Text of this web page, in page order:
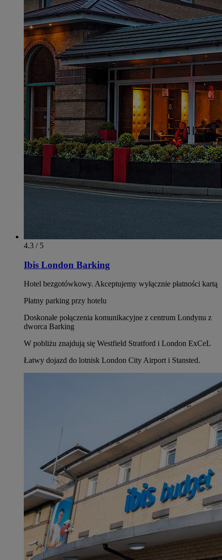
4.3 / 5
Ibis London Barking
Hotel bezgotówkowy. Akceptujemy wyłącznie płatności kartą
Płatny parking przy hotelu
Doskonałe połączenia komunikacyjne z centrum Londynu z
dworca Barking
W pobliżu znajdują się Westfield Stratford i London ExCeL
Łatwy dojazd do lotnisk London City Airport i Stansted.